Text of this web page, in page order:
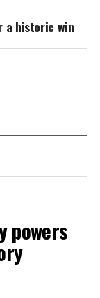
a historic win
powers